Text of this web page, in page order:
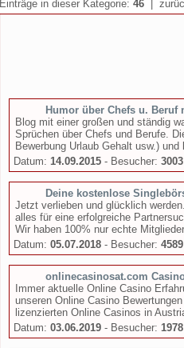
Einträge in dieser Kategorie: 46 |
Humor über Chefs u. Beruf
Blog mit einer großen und ständig
Sprüchen über Chefs und Berufe.
Bewerbung Urlaub Gehalt usw.)
Datum: 14.09.2015 - Besucher: 3003
Deine kostenlose
Jetzt verlieben und glücklich
alles für eine erfolgreiche
Wir haben 100% nur echte
Datum: 05.07.2018 - Besucher: 4589
onlinecasinosat.com
Immer aktuelle Online Casino
unseren Online Casino
lizenzierten Online Casinos in
Datum: 03.06.2019 - Besucher: 1978